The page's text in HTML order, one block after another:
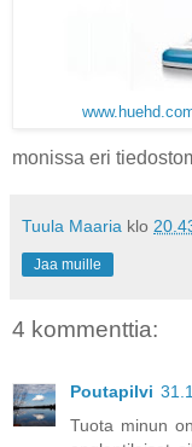
monissa eri
Tuula Maaria klo
Jaa muille
4 kommenttia:
Poutapilvi
Tuota minun